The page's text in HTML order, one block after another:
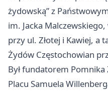
żydowską” z
im. Jacka
przy ul. Złotej i Kawiej, a
Żydów Częstochowian
Był fundatorem
Placu Samuela